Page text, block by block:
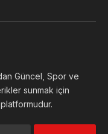
Güncel, Spor ve
sunmak için